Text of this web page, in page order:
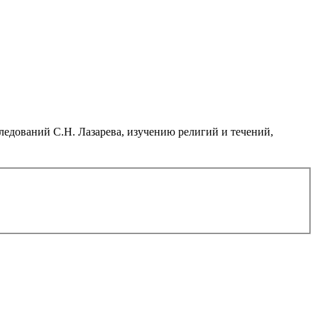
С.Н. Лазарева, изучению религий и течений,